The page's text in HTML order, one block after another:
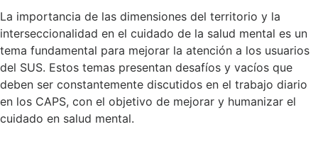
La importancia de las dimensiones del territorio y la
interseccionalidad en el cuidado de la salud mental es un
tema fundamental para mejorar la atención a los usuarios
del SUS. Estos temas presentan desafíos y vacíos que
deben ser constantemente discutidos en el trabajo diario
en los CAPS, con el objetivo de mejorar y humanizar el
cuidado en salud mental.